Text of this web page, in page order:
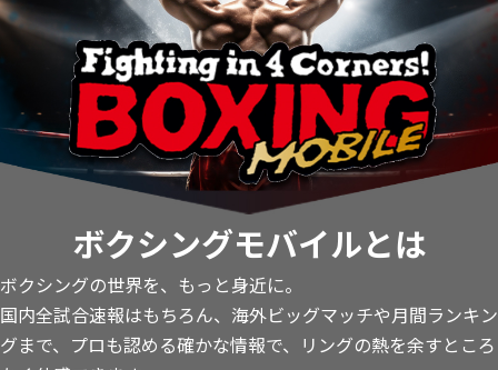
ボクシングモバイルとは
ボクシングの世界を、もっと身近に。
国内全試合速報はもちろん、海外ビッグマッチや月間ランキン
グまで、プロも認める確かな情報で、リングの熱を余すところ